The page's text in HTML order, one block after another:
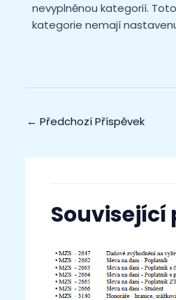
nevyplněnou kategorií.
kategorie nemají
← Předchozí Příspěvek